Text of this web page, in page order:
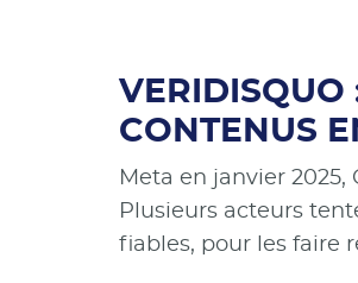
VERIDISQUO
CONTENUS
Meta en janvier
Plusieurs acteurs
fiables, pour les faire